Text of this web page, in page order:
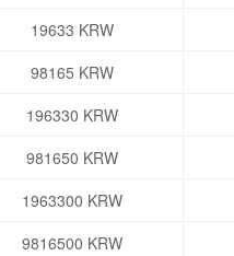
19633 KRW
98165 KRW
196330 KRW
981650 KRW
1963300 KRW
9816500 KRW